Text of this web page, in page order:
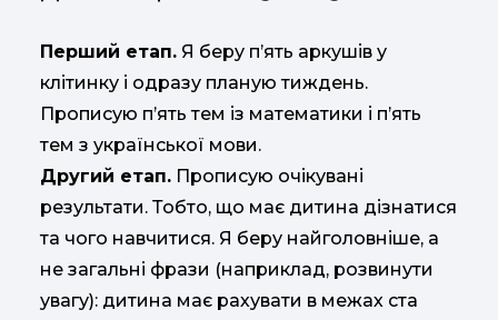
Перший етап. Я беру п’ять аркушів у
клітинку і одразу планую тиждень.
Прописую п’ять тем із математики і п’ять
тем з української мови.
Другий етап. Прописую очікувані
результати. Тобто, що має дитина дізнатися
та чого навчитися. Я беру найголовніше, а
не загальні фрази (наприклад, розвинути
увагу): дитина має рахувати в межах ста